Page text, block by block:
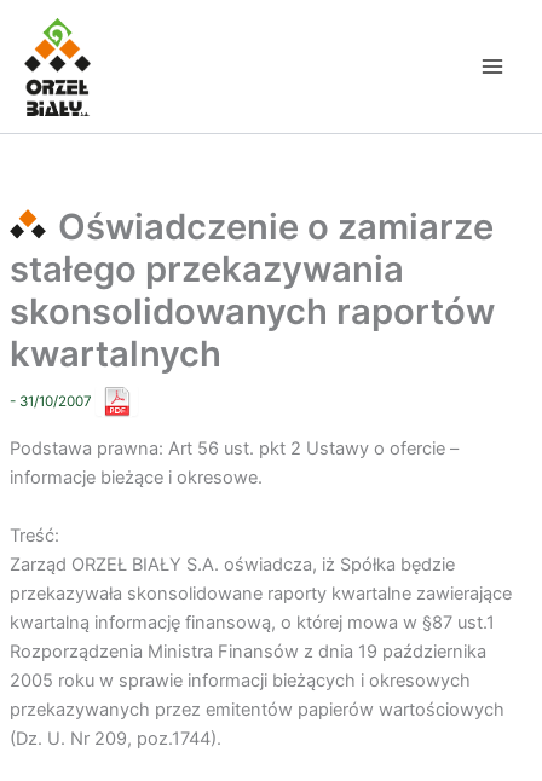
Przejdź
treści
Oświadczenie o zamiarze
stałego przekazywania
skonsolidowanych raportów
kwartalnych
- 31/10/2007
Podstawa prawna: Art 56 ust. pkt 2 Ustawy o ofercie –
informacje bieżące i okresowe.
Treść:
Zarząd ORZEŁ BIAŁY S.A. oświadcza, iż Spółka będzie
przekazywała skonsolidowane raporty kwartalne zawierające
kwartalną informację finansową, o której mowa w §87 ust.1
Rozporządzenia Ministra Finansów z dnia 19 października
2005 roku w sprawie informacji bieżących i okresowych
przekazywanych przez emitentów papierów wartościowych
(Dz. U. Nr 209, poz.1744).